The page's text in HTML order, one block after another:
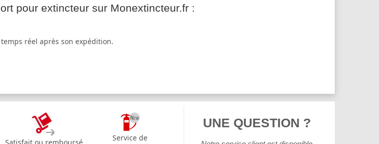
pour extincteur sur Monextincteur.fr :
réel après son expédition.
Service de
UNE QUESTION ?